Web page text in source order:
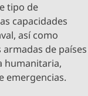
tipo de
capacidades
así como
de países
humanitaria,
emergencias.